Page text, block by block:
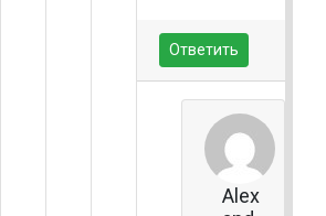
Ответить
Alex